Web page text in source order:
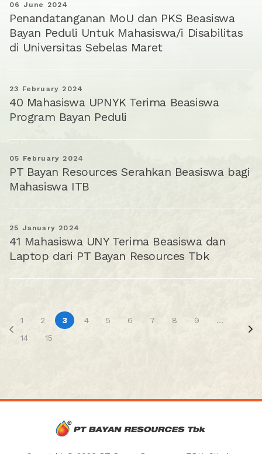
06 June 2024
Penandatanganan MoU dan PKS Beasiswa
Bayan Peduli Untuk Mahasiswa/i Disabilitas
di Universitas Sebelas Maret
23 February 2024
40 Mahasiswa UPNYK Terima Beasiswa
Program Bayan Peduli
05 February 2024
PT Bayan Resources Serahkan Beasiswa bagi
Mahasiswa ITB
25 January 2024
41 Mahasiswa UNY Terima Beasiswa dan
Laptop dari PT Bayan Resources Tbk
1 2 3 4 5 6 7 8 9
...
14
15